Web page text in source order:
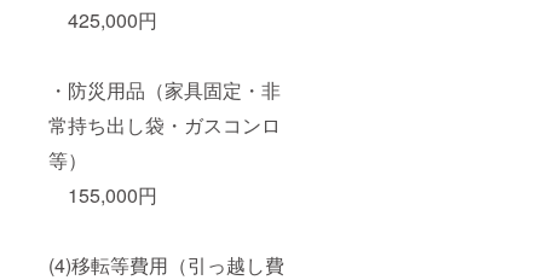
425,000円
・防災用品（家具固定・非
常持ち出し袋・ガスコンロ
等）
155,000円
(4)移転等費用（引っ越し費